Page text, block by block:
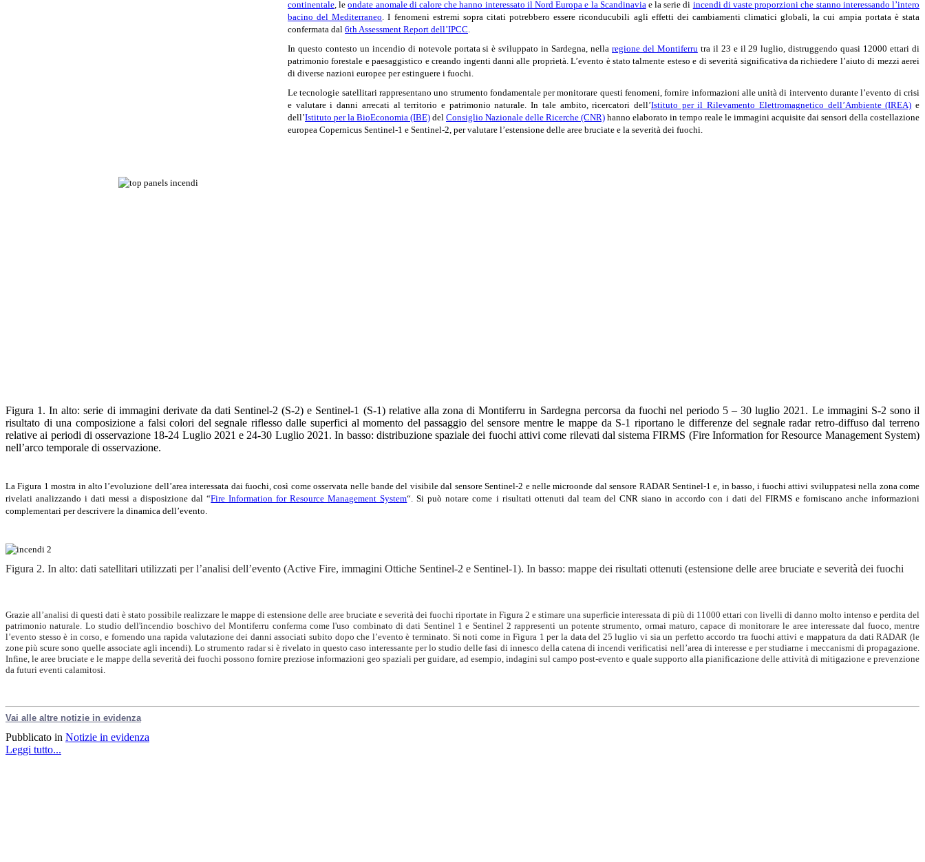
continentale, leondate anomale di calore che hanno interessato il Nord Europa e la Scandinaviae la serie di incendi di vaste proporzioni che stanno interessando l’intero
bacino del Mediterraneo. I fenomeni estremi sopra citati potrebbero essere riconducubili agli effetti dei cambiamenti climatici globali, la cui ampia portata è stata
confermata dal 6th Assessment Report dell’IPCC.
In questo contesto un incendio di notevole portata si è sviluppato in Sardegna, nella regione del Montiferrutra il 23 e il 29 luglio, distruggendo quasi 12000 ettari di
patrimonio forestale e paesaggistico e creando ingenti danni alle proprietà. L’evento è stato talmente esteso e di severità significativa da richiedere l’aiuto di mezzi aerei
di diverse nazioni europee per estinguere i fuochi.
Le tecnologie satellitari rappresentano uno strumento fondamentale per monitorare questi fenomeni, fornire informazioni alle unità di intervento durante l’evento di crisi
e valutare i danni arrecati al territorio e patrimonio naturale. In tale ambito, ricercatori dell’Istituto per il Rilevamento Elettromagnetico dell’Ambiente (IREA) e
dell’Istituto per la BioEconomia (IBE) del Consiglio Nazionale delle Ricerche (CNR) hanno elaborato in tempo reale le immagini acquisite dai sensori della costellazione
europea Copernicus Sentinel-1 e Sentinel-2, per valutare l’estensione delle aree bruciate e la severità dei fuochi.
Figura 1. In alto: serie di immagini derivate da dati Sentinel-2 (S-2) e Sentinel-1 (S-1) relative alla zona di Montiferru in Sardegna percorsa da fuochi nel periodo 5 – 30 luglio 2021. Le immagini S-2 sono il
risultato di una composizione a falsi colori del segnale riflesso dalle superfici al momento del passaggio del sensore mentre le mappe da S-1 riportano le differenze del segnale radar retro-diffuso dal terreno
relative ai periodi di osservazione 18-24 Luglio 2021 e 24-30 Luglio 2021. In basso: distribuzione spaziale dei fuochi attivi come rilevati dal sistema FIRMS (Fire Information for Resource Management System)
nell’arco temporale di osservazione.
La Figura 1 mostra in alto l’evoluzione dell’area interessata dai fuochi, così come osservata nelle bande del visibile dal sensore Sentinel-2 e nelle microonde dal sensore RADAR Sentinel-1 e, in basso, i fuochi attivi sviluppatesi nella zona come
rivelati analizzando i dati messi a disposizione dal “Fire Information for Resource Management System“. Si può notare come i risultati ottenuti dal team del CNR siano in accordo con i dati del FIRMS e forniscano anche informazioni
complementari per descrivere la dinamica dell’evento.
Figura 2. In alto: dati satellitari utilizzati per l’analisi dell’evento (Active Fire, immagini Ottiche Sentinel-2 e Sentinel-1). In basso: mappe dei risultati ottenuti (estensione delle aree bruciate e severità dei fuochi
Grazie all’analisi di questi dati è stato possibile realizzare le mappe di estensione delle aree bruciate e severità dei fuochi riportate in Figura 2 e stimare una superficie interessata di più di 11000 ettari con livelli di danno molto intenso e perdita del
patrimonio naturale. Lo studio dell'incendio boschivo del Montiferru conferma come l'uso combinato di dati Sentinel 1 e Sentinel 2 rappresenti un potente strumento, ormai maturo, capace di monitorare le aree interessate dal fuoco, mentre
l’evento stesso è in corso, e fornendo una rapida valutazione dei danni associati subito dopo che l’evento è terminato. Si noti come in Figura 1 per la data del 25 luglio vi sia un perfetto accordo tra fuochi attivi e mappatura da dati RADAR (le
zone più scure sono quelle associate agli incendi). Lo strumento radar si è rivelato in questo caso interessante per lo studio delle fasi di innesco della catena di incendi verificatisi nell’area di interesse e per studiarne i meccanismi di propagazione.
Infine, le aree bruciate e le mappe della severità dei fuochi possono fornire preziose informazioni geo spaziali per guidare, ad esempio, indagini sul campo post-evento e quale supporto alla pianificazione delle attività di mitigazione e prevenzione
da futuri eventi calamitosi.
Vai alle altre notizie in evidenza
Pubblicato in Notizie in evidenza
Leggi tutto...